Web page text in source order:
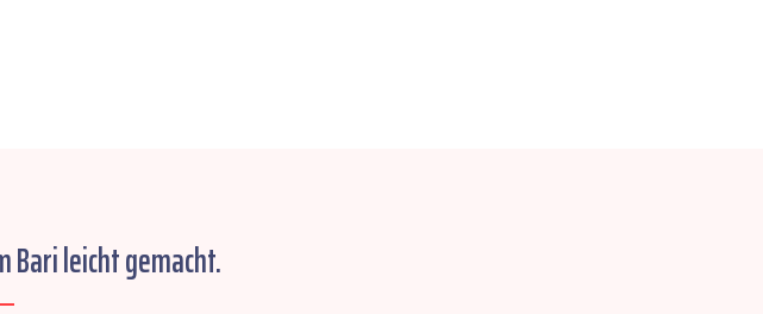
Bari leicht gemacht.